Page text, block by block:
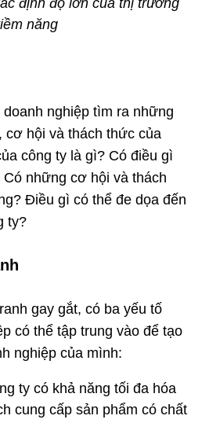
năng
nghiệp tìm ra những
cơ hội và thách thức của
công ty là gì? Có điều gì
những cơ hội và thách
Điều gì có thể đe dọa đến
ty?
gay gắt, có ba yếu tố
có thể tập trung vào để tạo
nghiệp của mình:
ty có khả năng tối đa hóa
cung cấp sản phẩm có chất